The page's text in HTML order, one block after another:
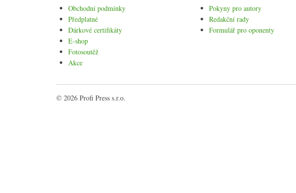
Obchodní podmínky
Předplatné
Dárkové certifikáty
E-shop
Fotosoutěž
Akce
Pokyny pro autory
Redakční rady
Formulář pro oponenty
© 2026 Profi Press s.r.o.